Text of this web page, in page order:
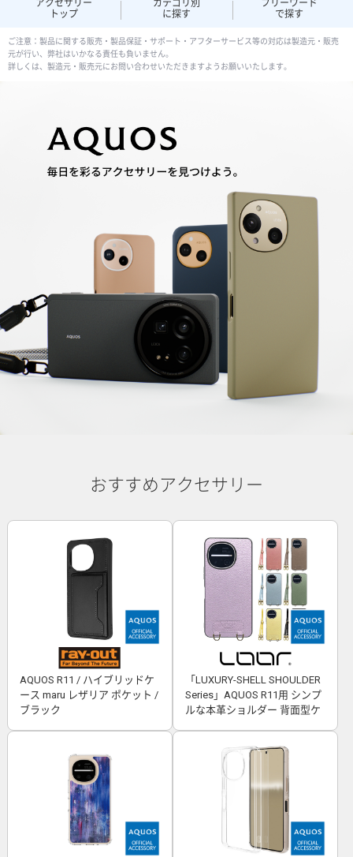
アクセサリー
トップ
カテゴリ別
に探す
フリーワード
で探す
ご注意：製品に関する販売・製品保証・サポート・アフターサービス等の対応は製造元・販売
元が行い、弊社はいかなる責任も負いません。
詳しくは、製造元・販売元にお問い合わせいただきますようお願いいたします。
おすすめアクセサリー
AQUOS R11 / ハイブリッドケ
ース maru レザリア ポケット /
ブラック
「LUXURY-SHELL SHOULDER
Series」AQUOS R11用 シンプ
ルな本革ショルダー 背面型ケ